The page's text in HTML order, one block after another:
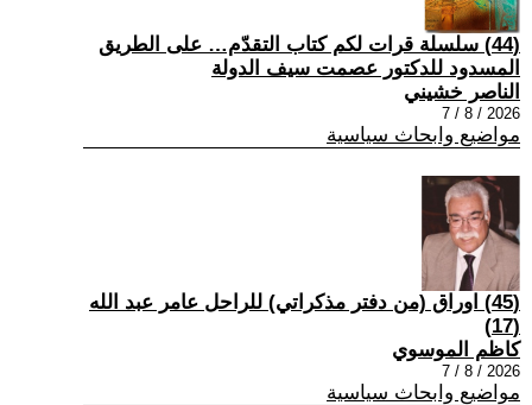
(44) سلسلة قرات لكم كتاب التقدّم… على الطريق
المسدود للدكتور عصمت سيف الدولة
الناصر خشيني
2026 / 8 / 7
مواضيع وابحاث سياسية
(45) اوراق (من دفتر مذكراتي) للراحل عامر عبد الله
(17)
كاظم الموسوي
2026 / 8 / 7
مواضيع وابحاث سياسية